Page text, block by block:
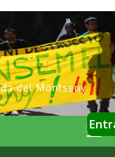
del Montseny